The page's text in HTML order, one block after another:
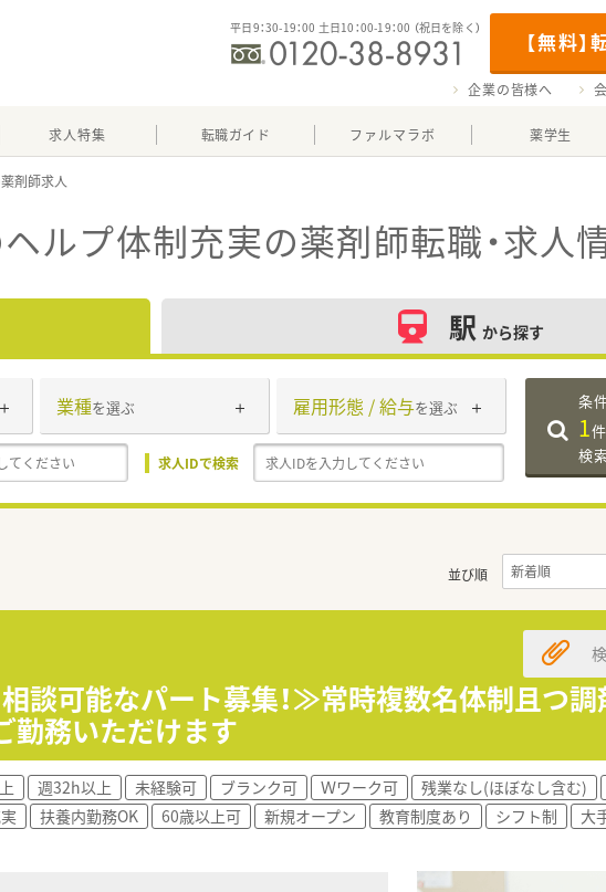
【無料
平日9：30-19：00 土日10：00-19：00 （祝日を除く）
企業の皆様へ
求人特集 転職ガイド ファルマラボ 薬学生
ヘルプ体制充実の薬剤師転職・求人
駅 から探す
業種を選ぶ 雇用形態 / 給与を選ぶ
求人IDで検索
条
1
検
並び順
談可能なパート募集！≫常時複数名体制且つ
勤務いただけます
週32h以上 未経験可 ブランク可 Ｗワーク可 残業なし(ほぼなし含む)
扶養内勤務OK 60歳以上可 新規オープン 教育制度あり シフト制
大